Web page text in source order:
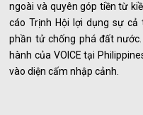
ngoài và quyên góp tiền từ
cáo Trịnh Hội lợi dụng sự
phần tử chống phá đất
hành của VOICE tại
vào diện cấm nhập cảnh.